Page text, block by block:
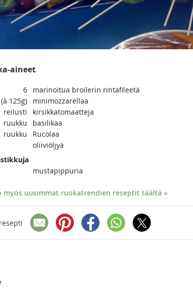
aineet
6
marinoitua broilerin rintafileetä
125g)
minimozzarellaa
reilusti
kirsikkatomaatteja
ruukku
basilikaa
ruukku
Rucolaa
oliiviöljyä
mustapippuria
myös uusimmat ruokatrendien reseptit täältä »